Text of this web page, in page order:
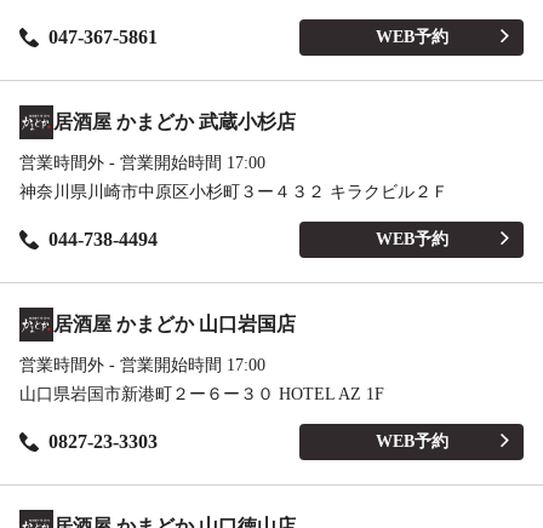
047-367-5861 WEB予約
居酒屋 かまどか 武蔵小杉店
営業時間外 - 営業開始時間 17:00
神奈川県川崎市中原区小杉町３ー４３２ キラクビル２Ｆ
044-738-4494 WEB予約
居酒屋 かまどか 山口岩国店
営業時間外 - 営業開始時間 17:00
山口県岩国市新港町２ー６ー３０ HOTEL AZ 1F
0827-23-3303 WEB予約